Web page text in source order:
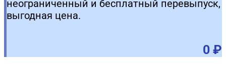
неограниченный и бесплатный перевыпуск,
выгодная цена.
0 ₽